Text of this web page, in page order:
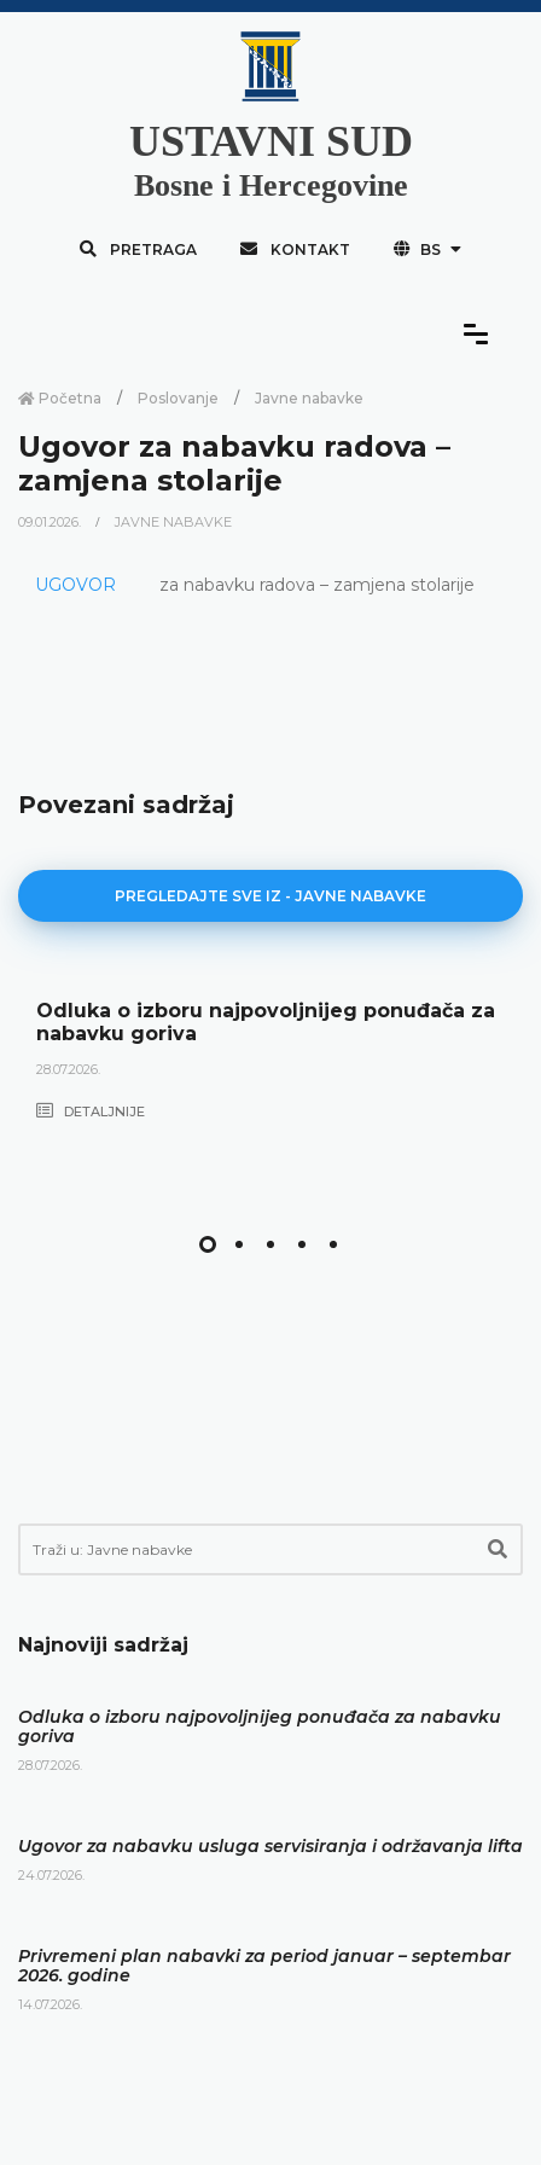
USTAVNI SUD
Bosne i Hercegovine
PRETRAGA KONTAKT BS
Početna Poslovanje Javne nabavke
Ugovor za nabavku radova –
zamjena stolarije
09.01.2026. JAVNE NABAVKE
UGOVOR za nabavku radova – zamjena stolarije
Povezani sadržaj
PREGLEDAJTE SVE IZ - JAVNE NABAVKE
Odluka o izboru najpovoljnijeg ponuđača za
nabavku goriva
28.07.2026.
DETALJNIJE
Najnoviji sadržaj
Odluka o izboru najpovoljnijeg ponuđača za nabavku
goriva
28.07.2026.
Ugovor za nabavku usluga servisiranja i održavanja lifta
24.07.2026.
Privremeni plan nabavki za period januar – septembar
2026. godine
14.07.2026.